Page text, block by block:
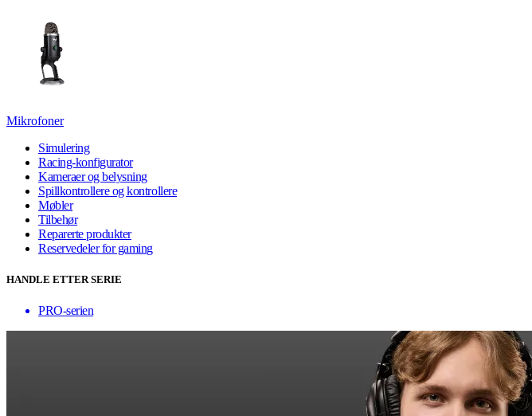
Mikrofoner
Simulering
Racing-konfigurator
Kameraer og belysning
Spillkontrollere og kontrollere
Møbler
Tilbehør
Reparerte produkter
Reservedeler for gaming
HANDLE ETTER SERIE
PRO-serien